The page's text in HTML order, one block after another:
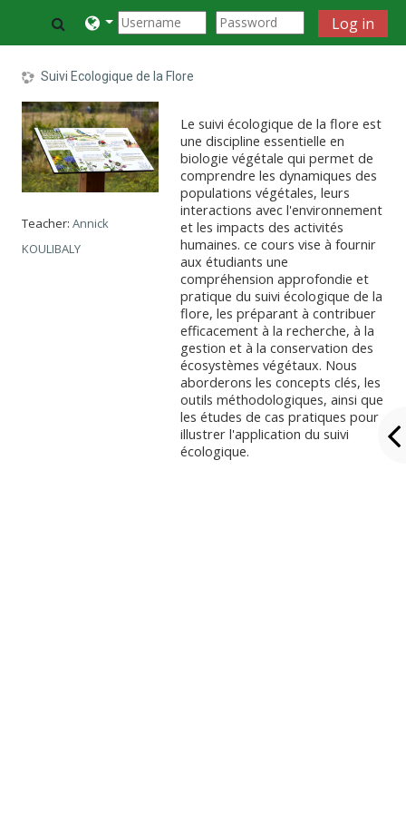
Skip to main content
Toggle search input Log in
Suivi Ecologique de la Flore
Le suivi écologique de la flore est
une discipline essentielle en
biologie végétale qui permet de
comprendre les dynamiques des
populations végétales, leurs
interactions avec l'environnement
et les impacts des activités
humaines. ce cours vise à fournir
aux étudiants une
compréhension approfondie et
pratique du suivi écologique de la
flore, les préparant à contribuer
efficacement à la recherche, à la
gestion et à la conservation des
écosystèmes végétaux. Nous
aborderons les concepts clés, les
outils méthodologiques, ainsi que
les études de cas pratiques pour
illustrer l'application du suivi
écologique.
Teacher:Annick
KOULIBALY